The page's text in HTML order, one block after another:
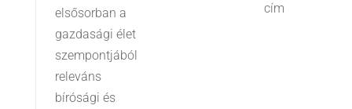
elsősorban a
gazdasági élet
szempontjából
releváns
bírósági és
cím